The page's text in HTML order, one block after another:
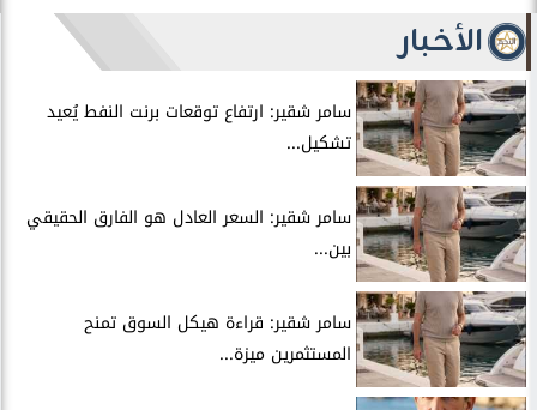
الأخبار
سامر شقير: ارتفاع توقعات برنت النفط يُعيد
تشكيل...
سامر شقير: السعر العادل هو الفارق الحقيقي
بين...
سامر شقير: قراءة هيكل السوق تمنح
المستثمرين ميزة...